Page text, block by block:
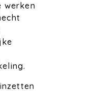
werken